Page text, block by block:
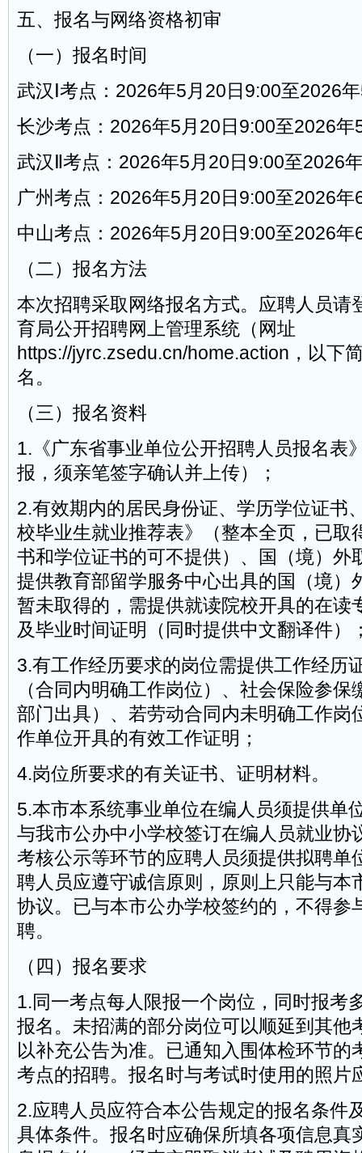
五、报名与网络资格初审
（一）报名时间
武汉Ⅰ考点：2026年5月20日9:00至2026
长沙考点：2026年5月20日9:00至2026年
武汉Ⅱ考点：2026年5月20日9:00至2026
广州考点：2026年5月20日9:00至2026年
中山考点：2026年5月20日9:00至2026年
（二）报名方法
本次招聘采取网络报名方式。应聘人员请
育局公开招聘网上管理系统（网址
https://jyrc.zsedu.cn/home.action，以下
名。
（三）报名资料
1.《广东省事业单位公开招聘人员报名表
报，须亲笔签字确认并上传）；
2.有效期内的居民身份证、学历学位证书
校毕业生就业推荐表》（整本全页，已取
书和学位证书的可不提供）、国（境）外
提供教育部留学服务中心出具的国（境）
暂未取得的，需提供就读院校开具的在读
及毕业时间证明（同时提供中文翻译件）
3.有工作经历要求的岗位需提供工作经历
（合同内明确工作岗位）、社会保险参
部门出具）、若劳动合同内未明确工作岗
作单位开具的有效工作证明；
4.岗位所要求的有关证书、证明材料。
5.本市本系统事业单位在编人员须提供单
与我市公办中小学校签订在编人员就业协
考核公示等环节的应聘人员须提供拟聘单
聘人员应遵守诚信原则，原则上只能与本
协议。已与本市公办学校签约的，不得参
聘。
（四）报名要求
1.同一考点每人限报一个岗位，同时报考
报名。未招满的部分岗位可以顺延到其他
以补充公告为准。已通知入围体检环节的
考点的招聘。报名时与考试时使用的照片
2.应聘人员应符合本公告规定的报名条件
具体条件。报名时应确保所填各项信息真